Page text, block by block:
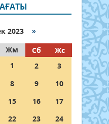
2023 »
Жм Сб
Жс
1
2
3
8 9
10
15 16
17
22 23 24